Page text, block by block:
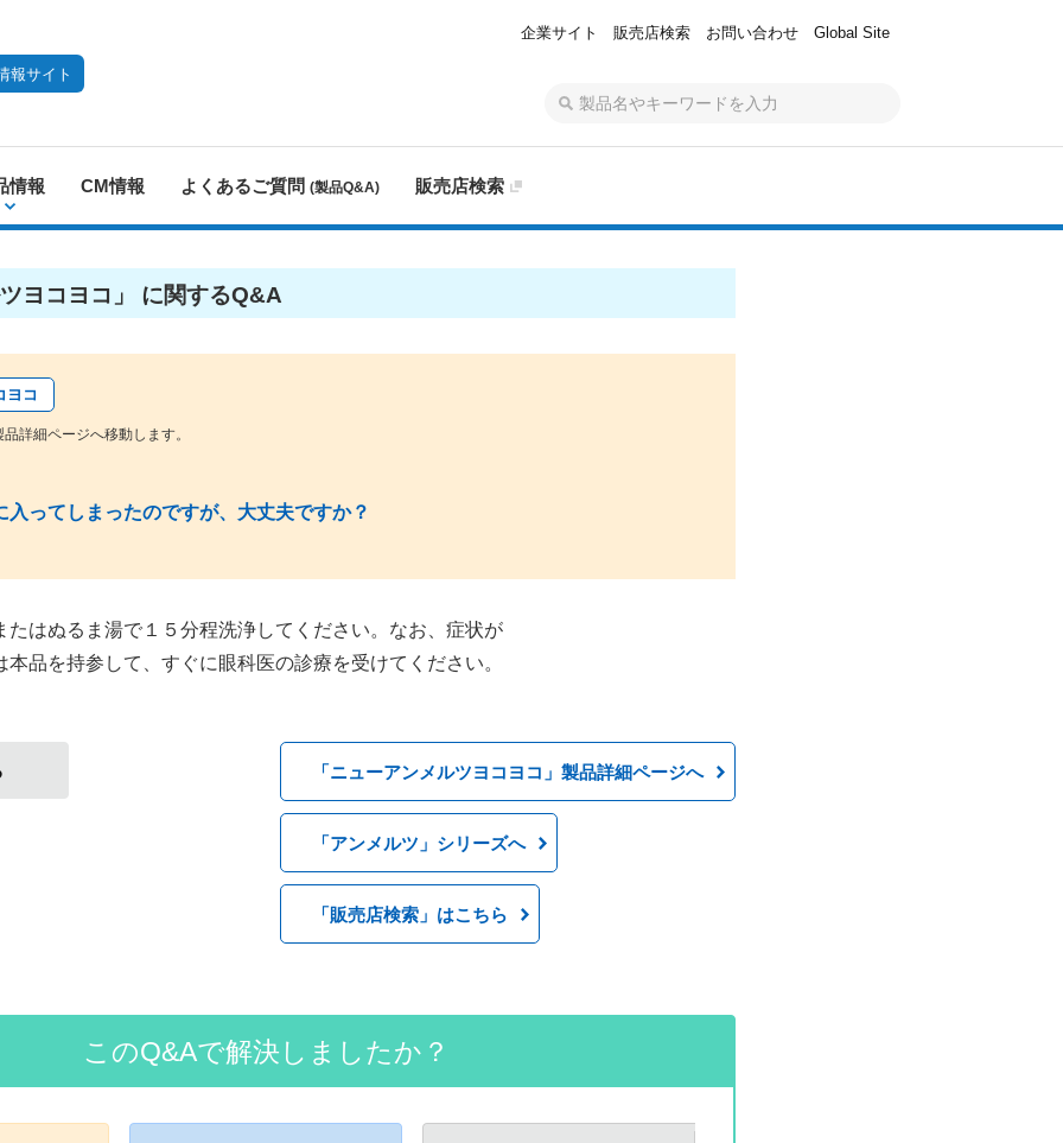
報サイト
企業サイト 販売店検索 お問い合わせ Global Site
情報 CM情報 よくあるご質問 (製品Q&A) 販売店検索
ヨコヨコ」 に関するQ&A
ヨコ
詳細ページへ移動します。
入ってしまったのですが、大丈夫ですか？
たはぬるま湯で１５分程洗浄してください。なお、症状が
本品を持参して、すぐに眼科医の診療を受けてください。
「ニューアンメルツヨコヨコ」製品詳細ページへ
「アンメルツ」シリーズへ
「販売店検索」はこちら
このQ&Aで解決しましたか？